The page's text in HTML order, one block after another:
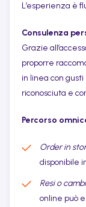
L’esperienza è
Consulenza
Grazie
proporre
in linea con
riconosciuta e
Percorso
Order in
disponibile
Resi o
online può